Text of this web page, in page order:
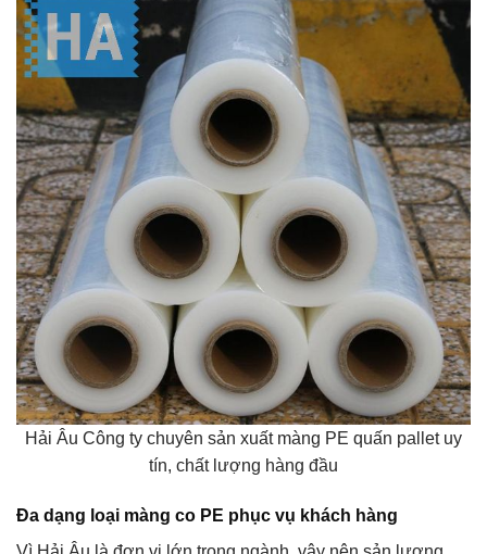
Hải Âu Công ty chuyên sản xuất màng PE quấn pallet uy
tín, chất lượng hàng đầu
Đa dạng loại màng co PE phục vụ khách hàng